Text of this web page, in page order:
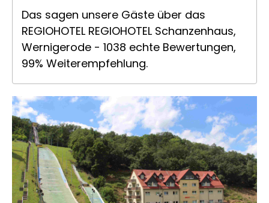
Das sagen unsere Gäste über das
REGIOHOTEL REGIOHOTEL Schanzenhaus,
Wernigerode - 1038 echte Bewertungen,
99% Weiterempfehlung.